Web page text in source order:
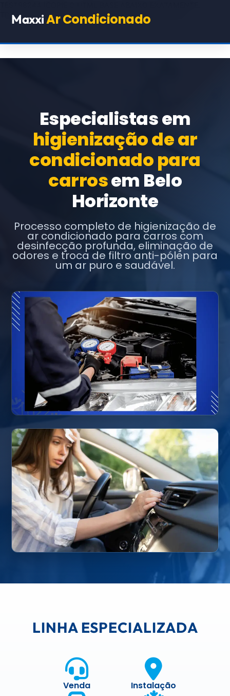
TROCANDO APENAS OS TEXTOS E URLs INDICADOS)
MaxxiAr Condicionado
Especialistas em
higienização de ar
condicionado para
carrosem Belo
Horizonte
Processo completo de higienização de
ar condicionado para carros com
desinfecção profunda, eliminação de
odores e troca de filtro anti-pólen para
um ar puro e saudável.
LINHA ESPECIALIZADA
Venda Instalação